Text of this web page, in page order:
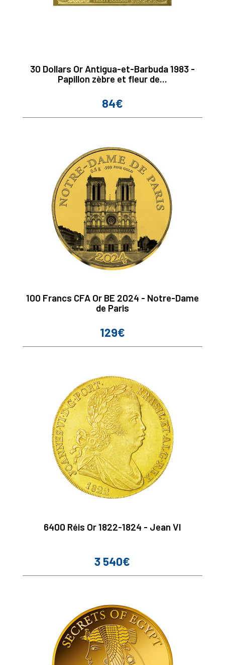
30 Dollars Or Antigua-et-Barbuda 1983 -
Papillon zèbre et fleur de...
Prix
84€
100 Francs CFA Or BE 2024 - Notre-Dame
de Paris
Prix
129€
6400 Réis Or 1822-1824 - Jean VI
Prix
3 540€